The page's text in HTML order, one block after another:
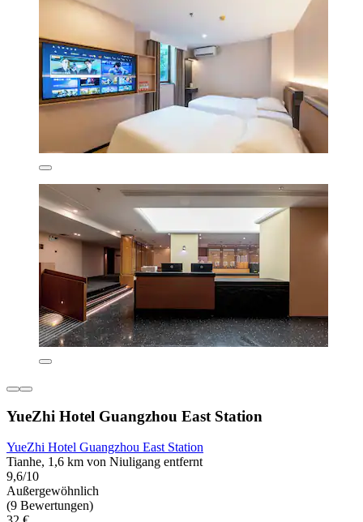
YueZhi Hotel Guangzhou East Station
YueZhi Hotel Guangzhou East Station
Tianhe, 1,6 km von Niuligang entfernt
9,6/10
Außergewöhnlich
(9 Bewertungen)